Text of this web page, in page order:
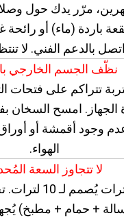
مرّر يدك حول وصلات
باردة (ماء) أو رائحة
بالدعم الفني. لا
نظّف الجسم الخارجي
تتراكم على فتحات
الجهاز. امسح السخان
وجود أقمشة أو
الهواء.
لا تتجاوز السعة
سخان 10 لترات
+ حمام + مطبخ)